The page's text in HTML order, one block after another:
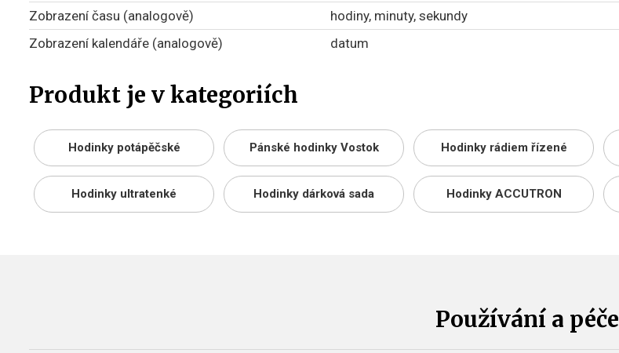
Zobrazení času (analogově)
hodiny, minuty, sekundy
Zobrazení kalendáře (analogově)
datum
Produkt je v kategoriích
Hodinky potápěčské Pánské hodinky Vostok Hodinky rádiem řízené
Hodinky ultratenké Hodinky dárková sada Hodinky ACCUTRON
Používání a péče